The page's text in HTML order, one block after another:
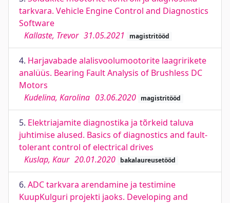
tarkvara. Vehicle Engine Control and Diagnostics
Software
Kallaste, Trevor 31.05.2021 magistritööd
4. Harjavabade alalisvoolumootorite laagririkete
analüüs. Bearing Fault Analysis of Brushless DC
Motors
Kudelina, Karolina 03.06.2020 magistritööd
5. Elektriajamite diagnostika ja tõrkeid taluva
juhtimise alused. Basics of diagnostics and fault-
tolerant control of electrical drives
Kuslap, Kaur 20.01.2020 bakalaureusetööd
6. ADC tarkvara arendamine ja testimine
KuupKulguri projekti jaoks. Developing and